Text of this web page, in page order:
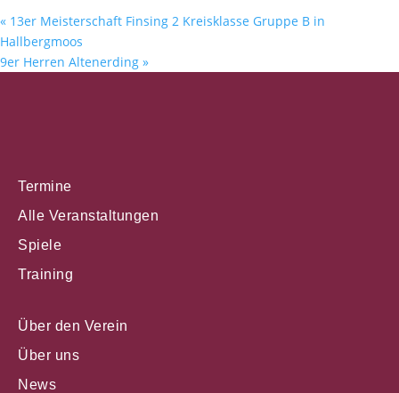
« 13er Meisterschaft Finsing 2 Kreisklasse Gruppe B in
Hallbergmoos
9er Herren Altenerding »
Termine
Alle Veranstaltungen
Spiele
Training
Über den Verein
Über uns
News